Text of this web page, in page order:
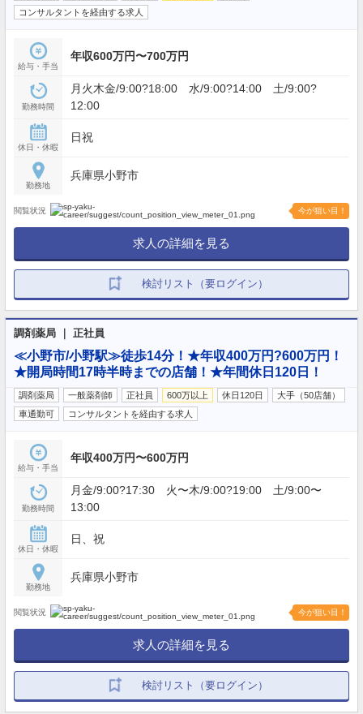
コンサルタントを経由する求人
給与・手当
年収600万円〜700万円
勤務時間
月火木金/9:00?18:00 水/9:00?14:00 土/9:00?
12:00
休日・休暇
日祝
勤務地
兵庫県小野市
閲覧状況 今が狙い目！
求人の詳細を見る
検討リスト（要ログイン）
調剤薬局 ｜ 正社員
≪小野市/小野駅≫徒歩14分！★年収400万円?600万円！
★開局時間17時半時までの店舗！★年間休日120日！
調剤薬局 一般薬剤師 正社員 600万以上 休日120日
大手（50店舗）
車通勤可
コンサルタントを経由する求人
給与・手当
年収400万円〜600万円
勤務時間
月金/9:00?17:30 火〜木/9:00?19:00 土/9:00〜
13:00
休日・休暇
日、祝
勤務地
兵庫県小野市
閲覧状況 今が狙い目！
求人の詳細を見る
検討リスト（要ログイン）